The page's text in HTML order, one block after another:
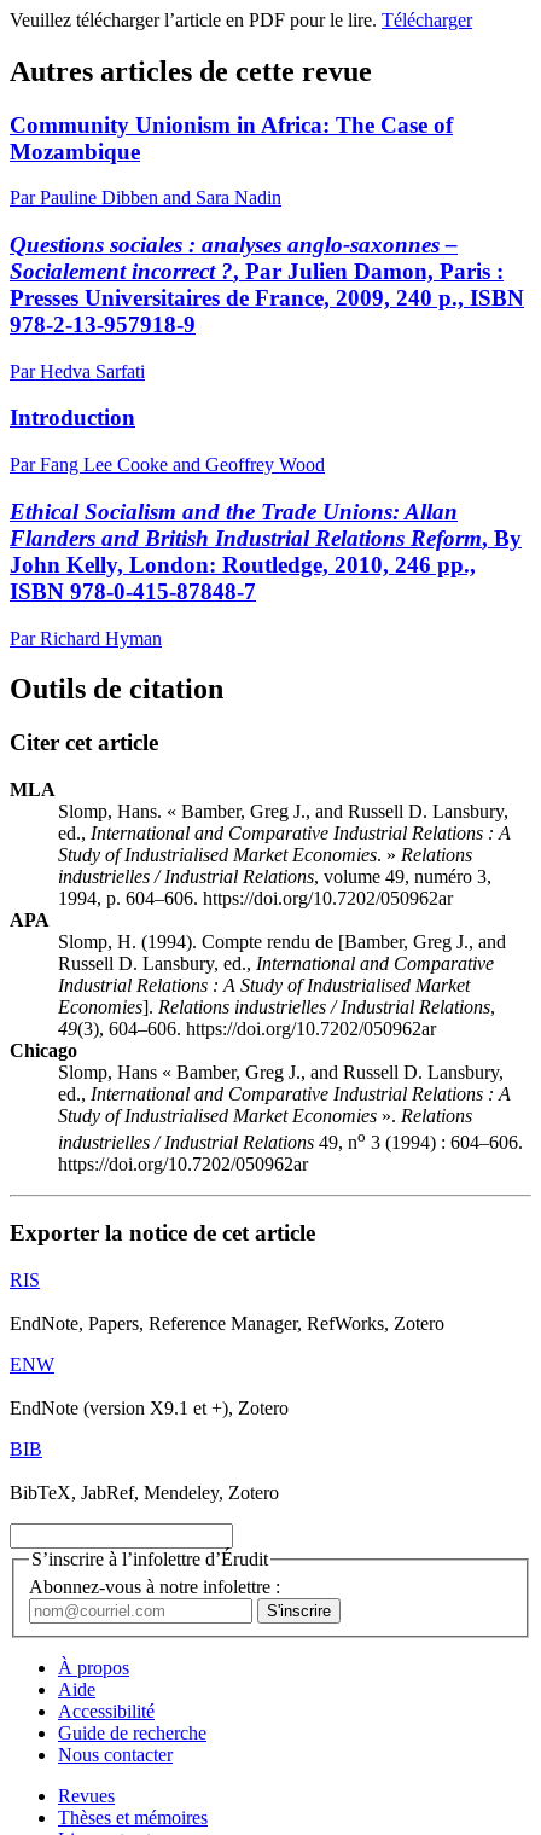
Veuillez télécharger l’article en PDF pour le lire. Télécharger
Autres articles de cette revue
Community Unionism in Africa: The Case of
Mozambique
Par Pauline Dibben and Sara Nadin
Questions sociales : analyses anglo-saxonnes –
Socialement incorrect ?, Par Julien Damon, Paris :
Presses Universitaires de France, 2009, 240 p., ISBN
978-2-13-957918-9
Par Hedva Sarfati
Introduction
Par Fang Lee Cooke and Geoffrey Wood
Ethical Socialism and the Trade Unions: Allan
Flanders and British Industrial Relations Reform, By
John Kelly, London: Routledge, 2010, 246 pp.,
ISBN 978-0-415-87848-7
Par Richard Hyman
Outils de citation
Citer cet article
MLA
Slomp, Hans. « Bamber, Greg J., and Russell D. Lansbury,
ed., International and Comparative Industrial Relations : A
Study of Industrialised Market Economies. » Relations
industrielles / Industrial Relations, volume 49, numéro 3,
1994, p. 604–606. https://doi.org/10.7202/050962ar
APA
Slomp, H. (1994). Compte rendu de [Bamber, Greg J., and
Russell D. Lansbury, ed., International and Comparative
Industrial Relations : A Study of Industrialised Market
Economies]. Relations industrielles / Industrial Relations,
49(3), 604–606. https://doi.org/10.7202/050962ar
Chicago
Slomp, Hans « Bamber, Greg J., and Russell D. Lansbury,
ed., International and Comparative Industrial Relations : A
Study of Industrialised Market Economies ». Relations
industrielles / Industrial Relations 49, no 3 (1994) : 604–606.
https://doi.org/10.7202/050962ar
Exporter la notice de cet article
RIS
EndNote, Papers, Reference Manager, RefWorks, Zotero
ENW
EndNote (version X9.1 et +), Zotero
BIB
BibTeX, JabRef, Mendeley, Zotero
S’inscrire à l’infolettre d’Érudit
Abonnez-vous à notre infolettre :
À propos
Aide
Accessibilité
Guide de recherche
Nous contacter
Revues
Thèses et mémoires